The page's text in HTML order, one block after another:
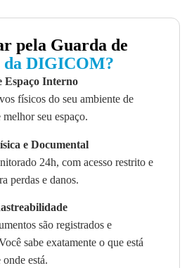
pela Guarda de
da DIGICOM?
Espaço Interno
físicos do seu ambiente de
seu espaço.
e Documental
24h, com acesso restrito e
perdas e danos.
são registrados e
sabe exatamente o que está
onde está.